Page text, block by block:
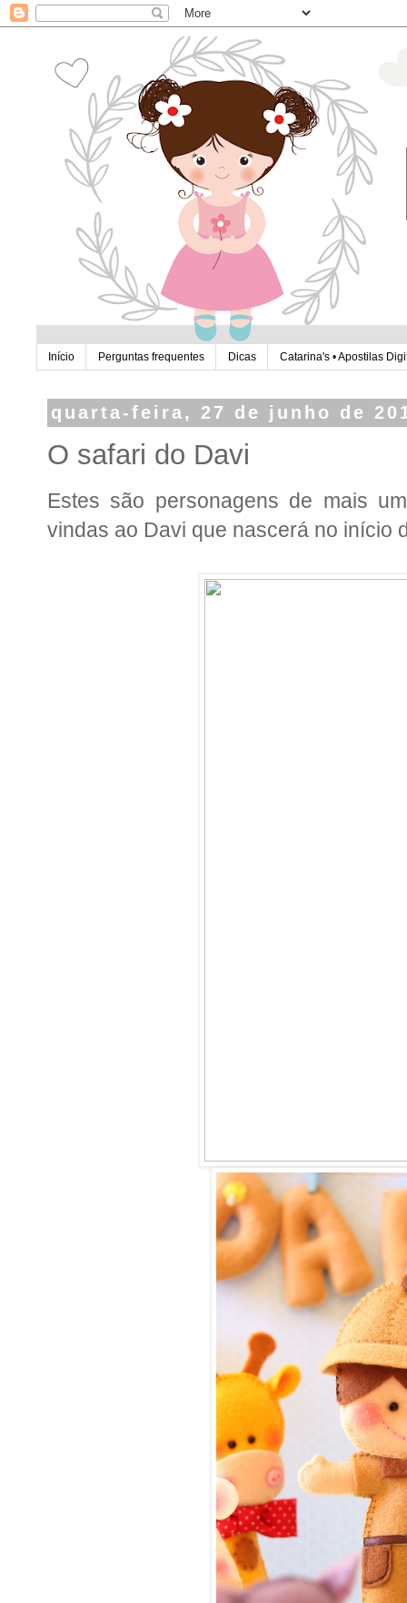
Início Perguntas frequentes Dicas Catarina's • Apostilas
quarta-feira, 27 de junho de
O safari do Davi
Estes são personagens de mais
vindas ao Davi que nascerá no início